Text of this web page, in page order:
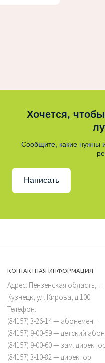
Хочется,
Сообщите, какие нужны
Написать
КОНТАКТНАЯ ИНФОРМАЦИЯ
Адрес: Пензенская область, г.
Кузнецк, ул. Кирова, д.100
Телефон:
(84157) 3-26-14 — абонемент
(84157) 9-00-59 — детский
(84157) 9-00-60 — зам.
(84157) 3-10-82 — директор